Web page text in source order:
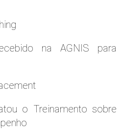
na AGNIS para
o Treinamento sobre